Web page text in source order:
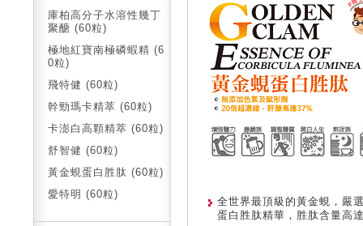
庫柏高分子水溶性幾丁
聚醣 (60粒)
極地紅寶南極磷蝦精 (6
0粒)
飛特健 (60粒)
幹勁瑪卡精萃 (60粒)
卡澎白高顆精萃 (60粒)
舒智健 (60粒)
黃金蜆蛋白胜肽 (60粒)
愛特明 (60粒)
全世界最頂級的黃金蜆，嚴
蛋白胜肽精華，胜肽含量高